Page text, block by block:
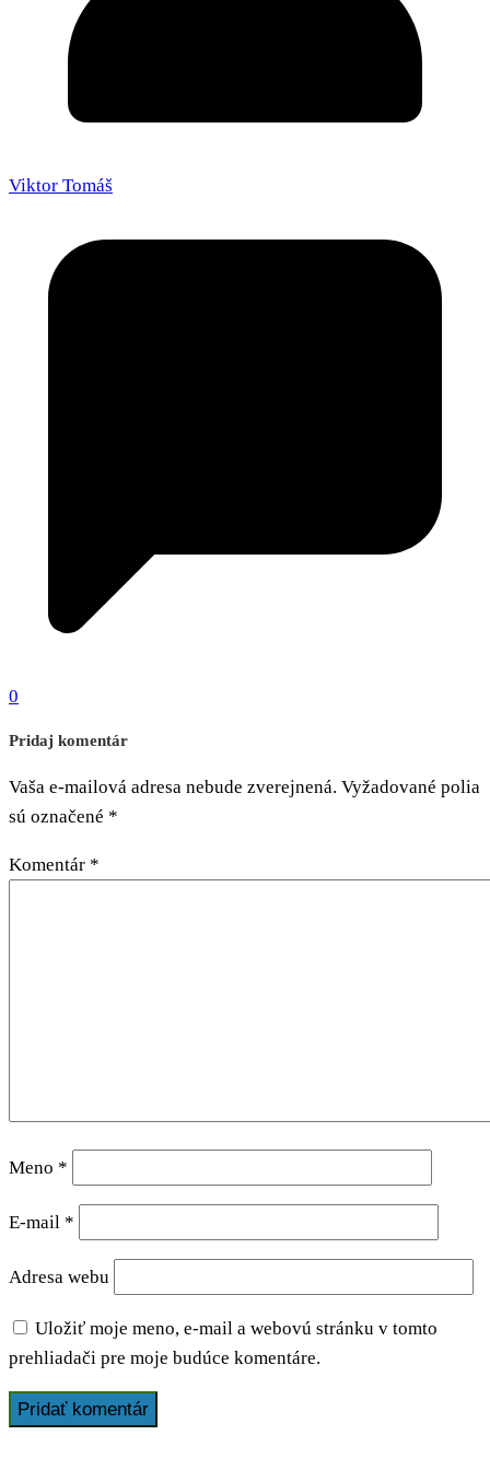
Viktor Tomáš
0
Pridaj komentár
Vaša e-mailová adresa nebude zverejnená. Vyžadované polia
sú označené *
Komentár *
Meno *
E-mail *
Adresa webu
Uložiť moje meno, e-mail a webovú stránku v tomto
prehliadači pre moje budúce komentáre.